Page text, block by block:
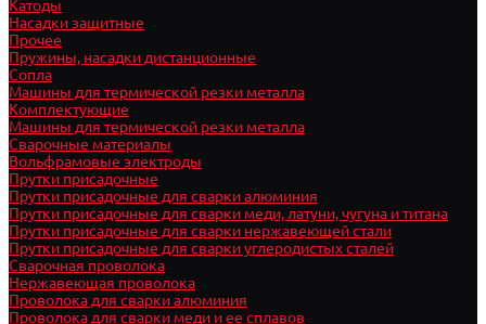
Катоды
Насадки защитные
Прочее
Пружины, насадки дистанционные
Сопла
Машины для термической резки металла
Комплектующие
Машины для термической резки металла
Сварочные материалы
Вольфрамовые электроды
Прутки присадочные
Прутки присадочные для сварки алюминия
Прутки присадочные для сварки меди, латуни, чугуна и титана
Прутки присадочные для сварки нержавеющей стали
Прутки присадочные для сварки углеродистых сталей
Сварочная проволока
Нержавеющая проволока
Проволока для сварки алюминия
Проволока для сварки меди и ее сплавов